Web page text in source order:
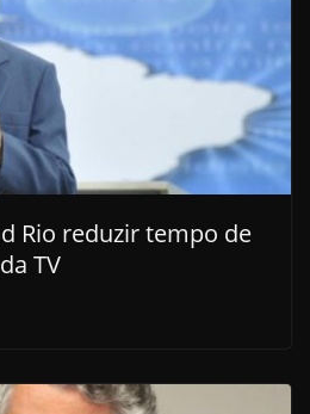
Rio reduzir tempo de
TV